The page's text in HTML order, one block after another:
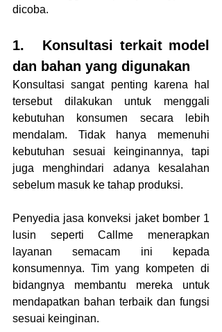
dicoba.
1.	Konsultasi terkait model
dan bahan yang digunakan
Konsultasi sangat penting karena hal
tersebut dilakukan untuk menggali
kebutuhan konsumen secara lebih
mendalam. Tidak hanya memenuhi
kebutuhan sesuai keinginannya, tapi
juga menghindari adanya kesalahan
sebelum masuk ke tahap produksi.
Penyedia jasa konveksi jaket bomber 1
lusin seperti Callme menerapkan
layanan semacam ini kepada
konsumennya. Tim yang kompeten di
bidangnya membantu mereka untuk
mendapatkan bahan terbaik dan fungsi
sesuai keinginan.